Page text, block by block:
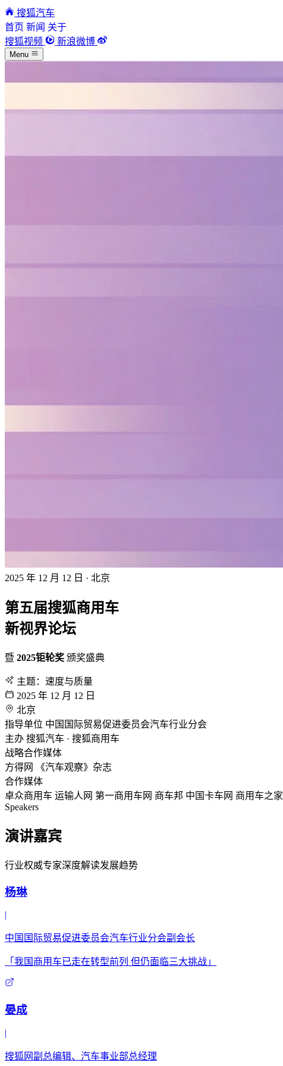
搜狐汽车
首页 新闻 关于
搜狐视频
新浪微博
Menu
2025 年 12 月 12 日 · 北京
第五届搜狐商用车
新视界论坛
暨 2025钜轮奖 颁奖盛典
主题：速度与质量
2025 年 12 月 12 日
北京
指导单位 中国国际贸易促进委员会汽车行业分会
主办 搜狐汽车 · 搜狐商用车
战略合作媒体
方得网
《汽车观察》杂志
合作媒体
卓众商用车 运输人网 第一商用车网 商车邦 中国卡车网 商用车之家
Speakers
演讲嘉宾
行业权威专家深度解读发展趋势
杨琳
|
中国国际贸易促进委员会汽车行业分会副会长
「我国商用车已走在转型前列 但仍面临三大挑战」
晏成
|
搜狐网副总编辑、汽车事业部总经理